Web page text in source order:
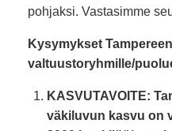
pohjaksi. Vastasimme
Kysymykset Tampereen
valtuustoryhmille/
KASVUTAVOITE:
väkiluvun kasvu on